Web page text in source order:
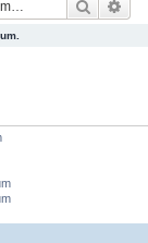
Search